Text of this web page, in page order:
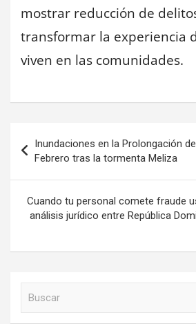
mostrar reducción de
transformar la experiencia
viven en las comunidades.
Navegación
de
entradas
Inundaciones en la Prolongación
Febrero tras la tormenta Meliza
Cuando tu personal comete fraude
análisis jurídico entre República